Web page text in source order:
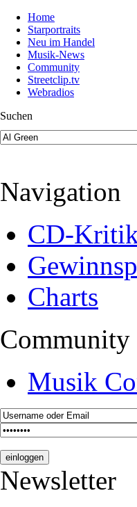
Home
Starportraits
Neu im Handel
Musik-News
Community
Streetclip.tv
Webradios
Suchen
Navigation
CD-
Charts
Community
Musik
Newsletter